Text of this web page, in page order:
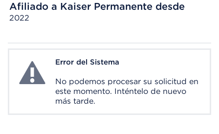
Afiliado a Kaiser Permanente desde
2022
System ErrorError del Sistema
No podemos procesar su solicitud en
este momento. Inténtelo de nuevo
más tarde.